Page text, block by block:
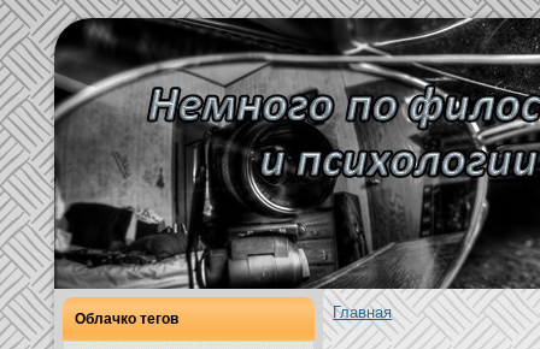
Облачкo тегов Главнaя